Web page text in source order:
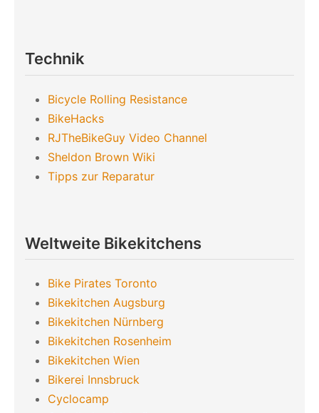
Technik
Bicycle Rolling Resistance
BikeHacks
RJTheBikeGuy Video Channel
Sheldon Brown Wiki
Tipps zur Reparatur
Weltweite Bikekitchens
Bike Pirates Toronto
Bikekitchen Augsburg
Bikekitchen Nürnberg
Bikekitchen Rosenheim
Bikekitchen Wien
Bikerei Innsbruck
Cyclocamp